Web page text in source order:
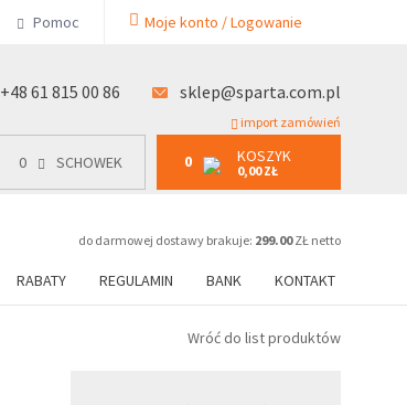
Pomoc Moje konto / Logowanie
+48 61 815 00 86 sklep@sparta.com.pl
import zamówień
0 SCHOWEK 0 KOSZYK
0,00 ZŁ
do darmowej dostawy brakuje: 299.00ZŁ netto
RABATY REGULAMIN BANK KONTAKT
0 SCHOWEK 0 KOSZYK
0,00 ZŁ
Wróć do list produktów